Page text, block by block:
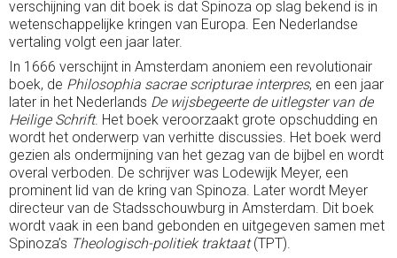
verschijning van dit boek is dat Spinoza op slag bekend is in
wetenschappelijke kringen van Europa. Een Nederlandse
vertaling volgt een jaar later.
In 1666 verschijnt in Amsterdam anoniem een revolutionair
boek, de Philosophia sacrae scripturae interpres, en een jaar
later in het Nederlands De wijsbegeerte de uitlegster van de
Heilige Schrift. Het boek veroorzaakt grote opschudding en
wordt het onderwerp van verhitte discussies. Het boek werd
gezien als ondermijning van het gezag van de bijbel en wordt
overal verboden. De schrijver was Lodewijk Meyer, een
prominent lid van de kring van Spinoza. Later wordt Meyer
directeur van de Stadsschouwburg in Amsterdam. Dit boek
wordt vaak in een band gebonden en uitgegeven samen met
Spinoza’s Theologisch-politiek traktaat(TPT).